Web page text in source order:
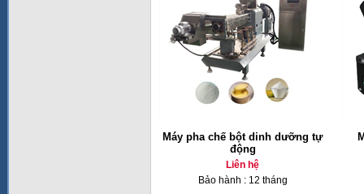
Máy pha chế bột dinh dưỡng tự
động
Liên hệ
Bảo hành : 12 tháng